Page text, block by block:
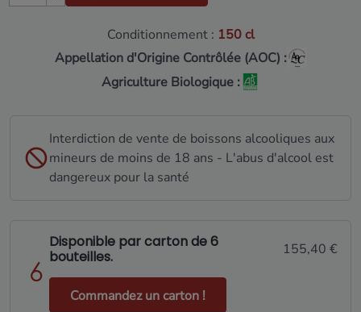
Conditionnement : 150 cl
Appellation d'Origine Contrôlée (AOC) :
Agriculture Biologique :
Interdiction de vente de boissons alcooliques aux
mineurs de moins de 18 ans - L'abus d'alcool est
dangereux pour la santé
Disponible par carton de 6
bouteilles.
155,40 €
Commandez un carton !